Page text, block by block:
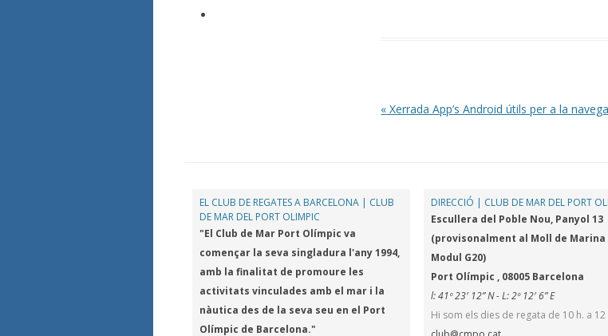
Post navigation
« Xerrada App’s Android útils per a la
EL CLUB DE REGATES A BARCELONA | CLUB
DE MAR DEL PORT OLIMPIC
"El Club de Mar Port Olímpic va
començar la seva singladura l'any 1994,
amb la finalitat de promoure les
activitats vinculades amb el mar i la
nàutica des de la seva seu en el Port
Olímpic de Barcelona."
DIRECCIÓ | CLUB DE MAR DEL PORT
Escullera del Poble Nou, Panyol 13
(provisonalment al Moll de Marina
Modul G20)
Port Olímpic , 08005 Barcelona
l: 41º 23′ 12” N - L: 2º 12′ 6” E
Hi som els dies de regata de 10 h. a 12